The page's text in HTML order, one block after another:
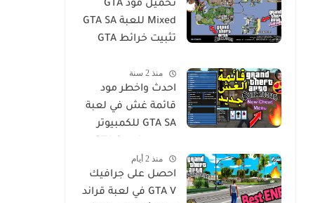
تحميل مود GTA
Mixed للعبة GTA SA
تثبيت خرائط GTA
جميع الميزات في
لعبة San Andres
منذ 2 سنة
احدث واخطر مود
قائمة غش في لعبة
GTA SA للكمبيوتر
Cheat Menu Mod
Free Download for
PC
منذ 2 أيام
احصل على جرافيك
GTA V في لعبة قراند